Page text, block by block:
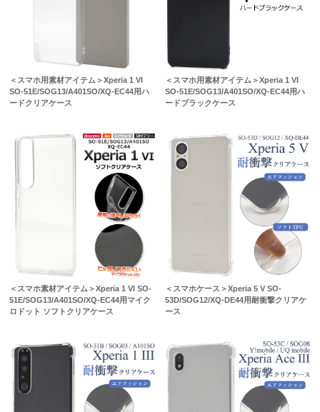
＜スマホ用素材アイテム＞Xperia 1 VI
SO-51E/SOG13/A401SO/XQ-EC44用ハ
ードクリアケース
＜スマホ用素材アイテム＞Xperia 1 VI
SO-51E/SOG13/A401SO/XQ-EC44用ハ
ードブラックケース
＜スマホ素材アイテム＞Xperia 1 VI SO-
51E/SOG13/A401SO/XQ-EC44用マイク
ロドット ソフトクリアケース
＜スマホケース＞Xperia 5 V SO-
53D/SOG12/XQ-DE44用耐衝撃クリアケ
ース